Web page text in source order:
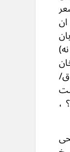
ق/
ثبت